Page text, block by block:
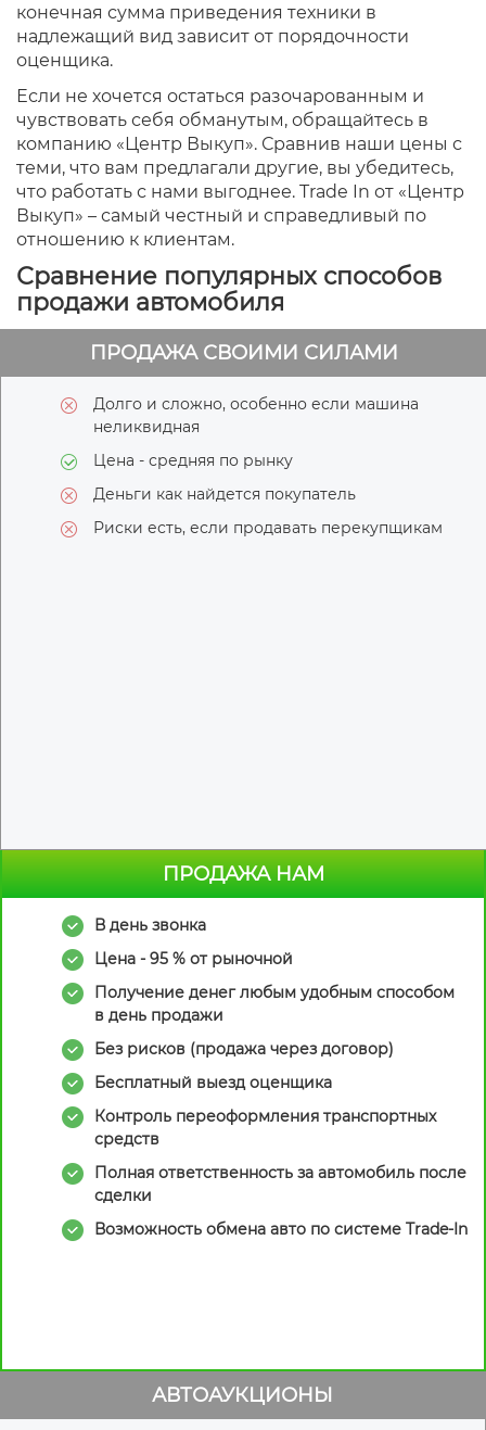
конечная сумма приведения техники в
надлежащий вид зависит от порядочности
оценщика.
Если не хочется остаться разочарованным и
чувствовать себя обманутым, обращайтесь в
компанию «Центр Выкуп». Сравнив наши цены с
теми, что вам предлагали другие, вы убедитесь,
что работать с нами выгоднее. Trade In от «Центр
Выкуп» – самый честный и справедливый по
отношению к клиентам.
Сравнение популярных способов
продажи автомобиля
ПРОДАЖА СВОИМИ СИЛАМИ
Долго и сложно, особенно если машина
неликвидная
Цена - средняя по рынку
Деньги как найдется покупатель
Риски есть, если продавать перекупщикам
ПРОДАЖА НАМ
В день звонка
Цена - 95 % от рыночной
Получение денег любым удобным способом
в день продажи
Без рисков (продажа через договор)
Бесплатный выезд оценщика
Контроль переоформления транспортных
средств
Полная ответственность за автомобиль после
сделки
Возможность обмена авто по системе Trade-In
АВТОАУКЦИОНЫ